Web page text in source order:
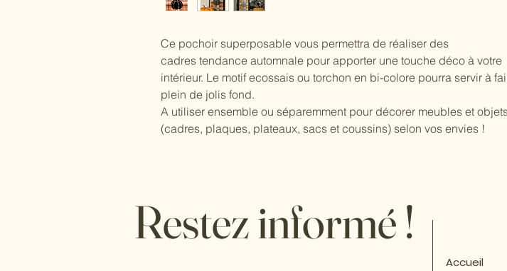
Ce pochoir superposable vous permettra de réaliser des
cadres tendance automnale pour apporter une touche déco à votre
intérieur. Le motif ecossais ou torchon en bi-colore pourra servir à
plein de jolis fond.
A utiliser ensemble ou séparemment pour décorer meubles et
(cadres, plaques, plateaux, sacs et coussins) selon vos envies !
Restez informé !
Accueil